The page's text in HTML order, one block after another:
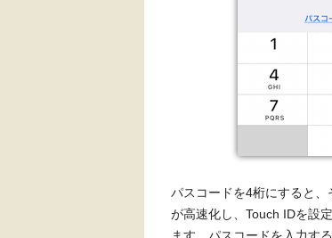
パスコードを4桁にすると
が高速化し、Touch IDを設